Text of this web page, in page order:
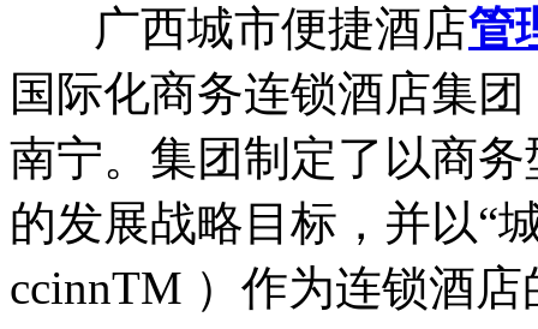
广西城市便捷酒店管
国际化商务连锁酒店集
南宁。集团制定了以商
的发展战略目标，并以“
ccinnTM ）作为连锁酒店